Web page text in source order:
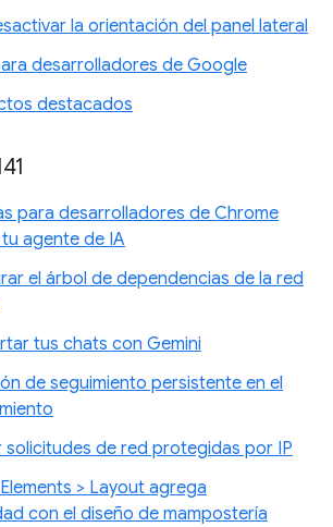
la orientación del panel lateral
desarrolladores de Google
destacados
para desarrolladores de Chrome
agente de IA
el árbol de dependencias de la red
tus chats con Gemini
de seguimiento persistente en el
de red protegidas por IP
> Layout agrega
con el diseño de mampostería